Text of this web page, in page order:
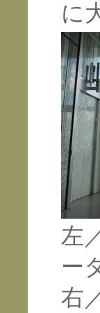
に
左
ー
右